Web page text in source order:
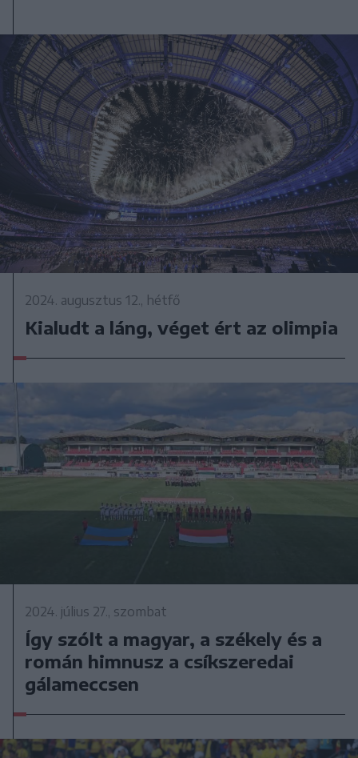
2024. augusztus 12., hétfő
Kialudt a láng, véget ért az olimpia
2024. július 27., szombat
Így szólt a magyar, a székely és a
román himnusz a csíkszeredai
gálameccsen